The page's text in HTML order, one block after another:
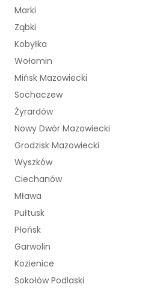
Marki
Ząbki
Kobyłka
Wołomin
Mińsk Mazowiecki
Sochaczew
Żyrardów
Nowy Dwór Mazowiecki
Grodzisk Mazowiecki
Wyszków
Ciechanów
Mława
Pułtusk
Płońsk
Garwolin
Kozienice
Sokołów Podlaski